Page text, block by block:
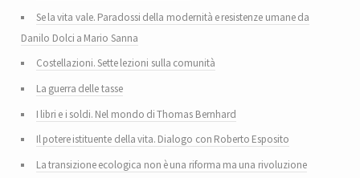
Se la vita vale. Paradossi della modernità e resistenze umane da
Danilo Dolci a Mario Sanna
Costellazioni. Sette lezioni sulla comunità
La guerra delle tasse
I libri e i soldi. Nel mondo di Thomas Bernhard
Il potere istituente della vita. Dialogo con Roberto Esposito
La transizione ecologica non è una riforma ma una rivoluzione